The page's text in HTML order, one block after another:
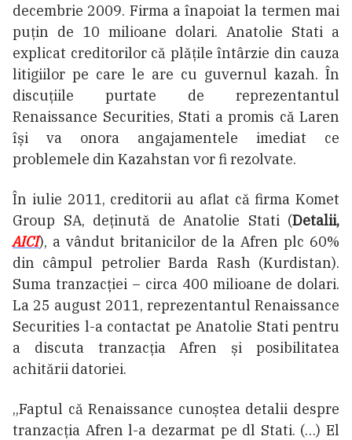
decembrie 2009. Firma a înapoiat la termen mai
puțin de 10 milioane dolari. Anatolie Stati a
explicat creditorilor că plățile întârzie din cauza
litigiilor pe care le are cu guvernul kazah. În
discuțiile purtate de reprezentantul
Renaissance Securities, Stati a promis că Laren
își va onora angajamentele imediat ce
problemele din Kazahstan vor fi rezolvate.
În iulie 2011, creditorii au aflat că firma Komet
Group SA, deținută de Anatolie Stati (Detalii,
AICI), a vândut britanicilor de la Afren plc 60%
din câmpul petrolier Barda Rash (Kurdistan).
Suma tranzacției – circa 400 milioane de dolari.
La 25 august 2011, reprezentantul Renaissance
Securities l-a contactat pe Anatolie Stati pentru
a discuta tranzacția Afren și posibilitatea
achitării datoriei.
„Faptul că Renaissance cunoștea detalii despre
tranzacția Afren l-a dezarmat pe dl Stati. (…) El